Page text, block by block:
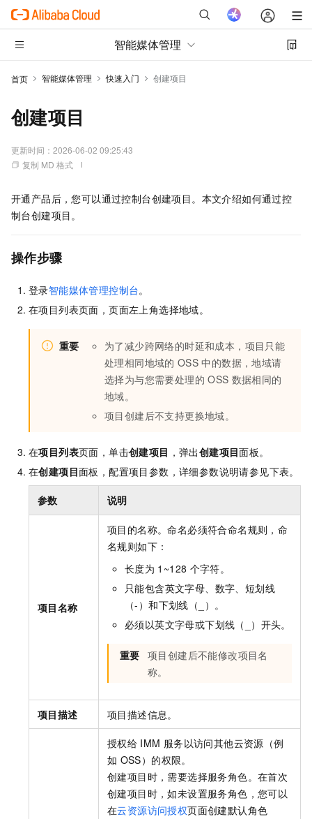
智能媒体管理
首页 智能媒体管理 快速入门 创建项目
创建项目
更新时间： 2026-06-02 09:25:43
复制 MD 格式
开通产品后，您可以通过控制台创建项目。本文介绍如何通过控
制台创建项目。
操作步骤
登录智能媒体管理控制台。
在项目列表页面，页面左上角选择地域。
重要
为了减少跨网络的时延和成本，项目只能
处理相同地域的 OSS 中的数据，地域请
选择为与您需要处理的 OSS 数据相同的
地域。
项目创建后不支持更换地域。
在项目列表页面，单击创建项目 ，弹出创建项目面板。
在创建项目面板，配置项目参数，详细参数说明请参见下表。
参数 说明
项目名称
项目的名称。命名必须符合命名规则，命
名规则如下：
长度为 1~128 个字符。
只能包含英文字母、数字、短划线
（-）和下划线（_）。
必须以英文字母或下划线（_）开头。
重要 项目创建后不能修改项目名
称。
项目描述 项目描述信息。
授权给 IMM 服务以访问其他云资源（例
如 OSS）的权限。
创建项目时，需要选择服务角色。在首次
创建项目时，如未设置服务角色，您可以
在云资源访问授权页面创建默认角色